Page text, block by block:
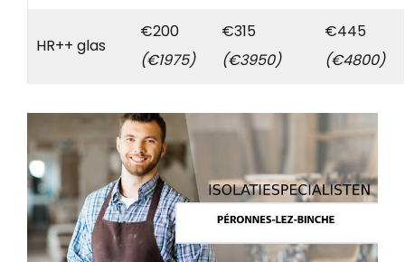
HR++ glas
€200
(€1975)
€315
(€3950)
€445
(€4800)